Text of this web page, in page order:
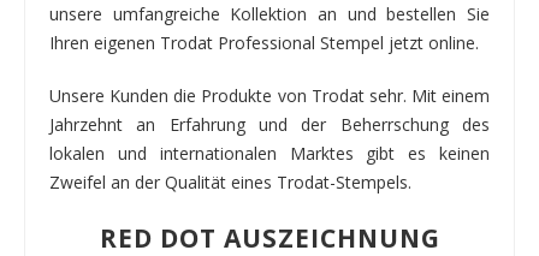
unsere umfangreiche Kollektion an und bestellen Sie
Ihren eigenen Trodat Professional Stempel jetzt online.
Unsere Kunden die Produkte von Trodat sehr. Mit einem
Jahrzehnt an Erfahrung und der Beherrschung des
lokalen und internationalen Marktes gibt es keinen
Zweifel an der Qualität eines Trodat-Stempels.
RED DOT AUSZEICHNUNG